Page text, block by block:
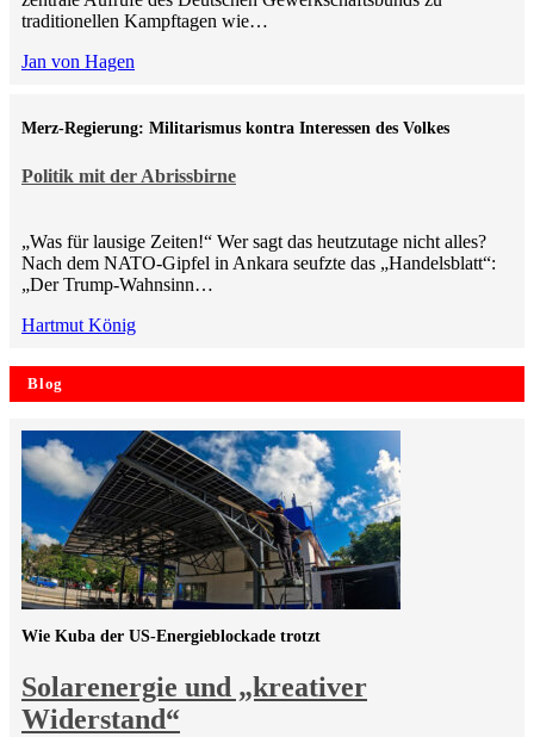
traditionellen Kampftagen wie…
Jan von Hagen
Politik mit der Abrissbirne
Merz-Regierung: Militarismus kontra Inte­ressen des Volkes
„Was für lausige Zeiten!“ Wer sagt das heutzutage nicht alles?
Nach dem NATO-Gipfel in Ankara seufzte das „Handelsblatt“:
„Der Trump-Wahnsinn…
Hartmut König
Blog
Solarenergie und „kreativer
Widerstand“
Wie Kuba der US-Energieblockade trotzt